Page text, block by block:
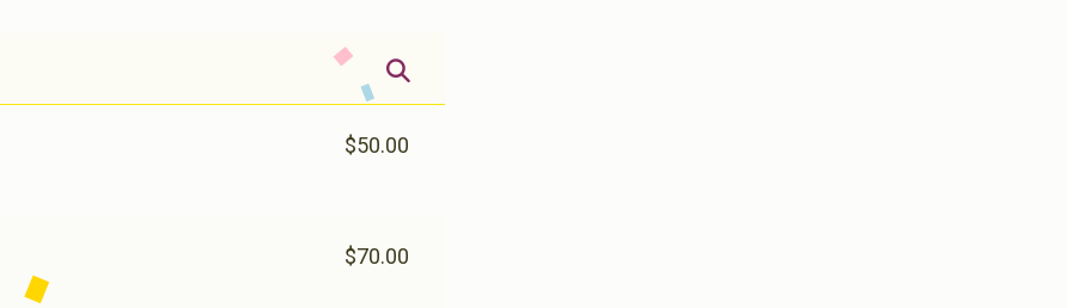
$50.00
$70.00